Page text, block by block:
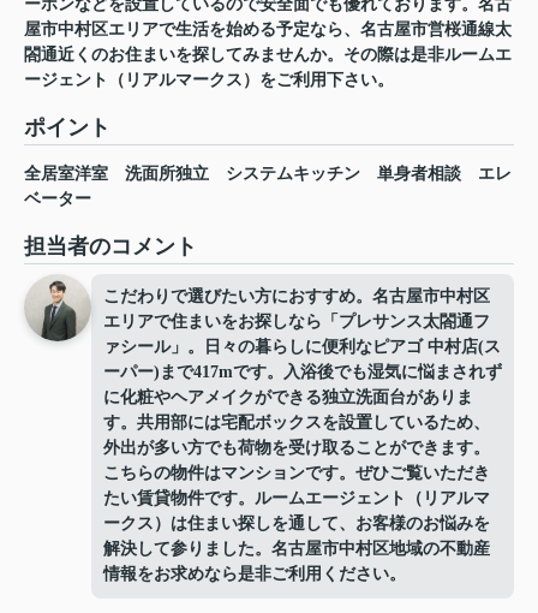
ーホンなどを設置しているので安全面でも優れております。名古
屋市中村区エリアで生活を始める予定なら、名古屋市営桜通線太
閤通近くのお住まいを探してみませんか。その際は是非ルームエ
ージェント（リアルマークス）をご利用下さい。
ポイント
全居室洋室 洗面所独立 システムキッチン 単身者相談
エレ
ベーター
担当者のコメント
こだわりで選びたい方におすすめ。名古屋市中村区
エリアで住まいをお探しなら「プレサンス太閤通フ
ァシール」。日々の暮らしに便利なピアゴ 中村店(ス
ーパー)まで417mです。入浴後でも湿気に悩まされず
に化粧やヘアメイクができる独立洗面台がありま
す。共用部には宅配ボックスを設置しているため、
外出が多い方でも荷物を受け取ることができます。
こちらの物件はマンションです。ぜひご覧いただき
たい賃貸物件です。ルームエージェント（リアルマ
ークス）は住まい探しを通して、お客様のお悩みを
解決して参りました。名古屋市中村区地域の不動産
情報をお求めなら是非ご利用ください。